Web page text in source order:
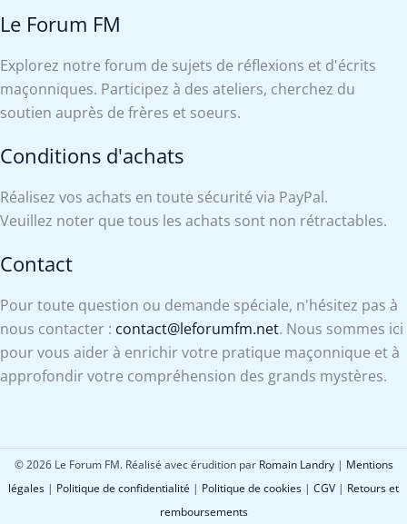
Le Forum FM
Explorez notre forum de sujets de réflexions et d'écrits
maçonniques. Participez à des ateliers, cherchez du
soutien auprès de frères et soeurs.
Conditions d'achats
Réalisez vos achats en toute sécurité via PayPal.
Veuillez noter que tous les achats sont non rétractables.
Contact
Pour toute question ou demande spéciale, n'hésitez pas à
nous contacter : contact@leforumfm.net. Nous sommes ici
pour vous aider à enrichir votre pratique maçonnique et à
approfondir votre compréhension des grands mystères.
© 2026 Le Forum FM. Réalisé avec érudition par Romain Landry| Mentions
légales | Politique de confidentialité | Politique de cookies | CGV | Retours et
remboursements